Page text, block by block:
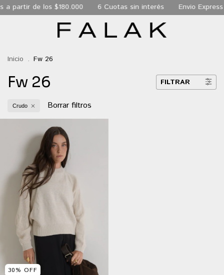
partir de los $180.000 6 Cuotas sin interés Envio
Inicio . Fw 26
Fw 26 FILTRAR
Crudo Borrar filtros
30% OFF